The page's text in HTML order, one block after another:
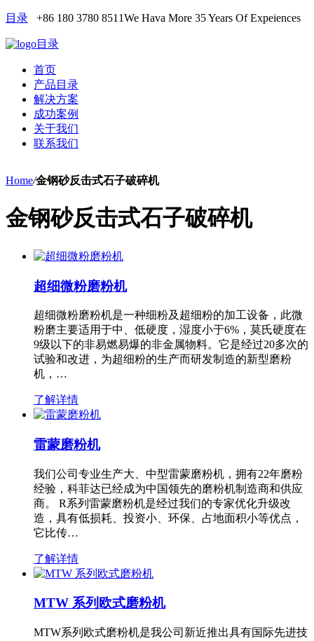
目录 +86 180 3780 8511We Hava More 35 Years Of Expeiences
目录
首页
产品目录
解决方案
成功案例
关于我们
联系我们
Home/金钢砂反击式石子破碎机
金钢砂反击式石子破碎机
超细微粉磨粉机
超细微粉磨粉机是一种细粉及超细粉的加工设备，此微
粉磨主要适用于中、低硬度，湿度小于6%，莫氏硬度在
9级以下的非易燃易爆的非金属物料。它是经过20多次的
试验和改进，为超细粉的生产而研发制造的新型磨粉
机，…
了解详情
雷蒙磨粉机
我们公司专业生产大、中型雷蒙磨粉机，拥有22年磨粉
经验，科菲达已经成为中国领先的磨粉机制造商和供应
商。 R系列雷蒙磨粉机是经过我们的专家优化升级改
造，具有低损耗、投资小、环保、占地面积小等优点，
它比传…
了解详情
MTW 系列欧式磨粉机
MTW系列欧式磨粉机是我公司新近推出具有国际先进技